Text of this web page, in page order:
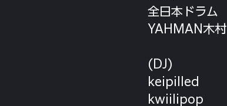
全日本ドラム
YAHMAN木村
(DJ)
keipilled
kwiilipop